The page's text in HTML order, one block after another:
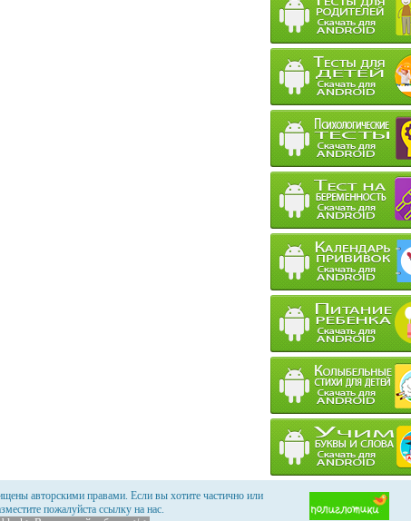
авторскими правами. Если вы хотите частично или
пожалуйста ссылку на нас.